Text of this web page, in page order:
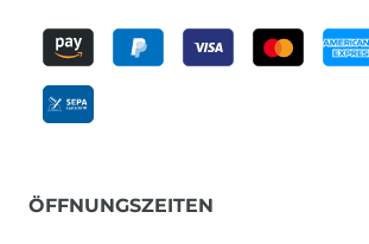
ÖFFNUNGSZEITEN